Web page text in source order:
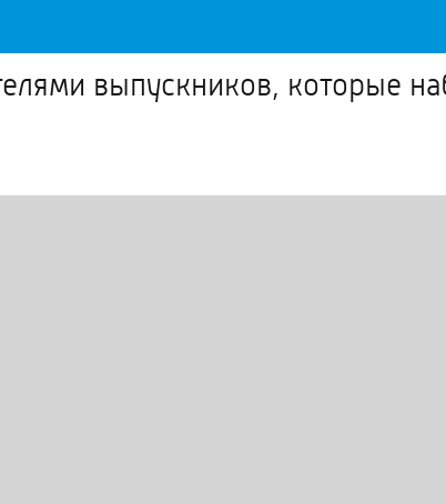
выпускников, которые